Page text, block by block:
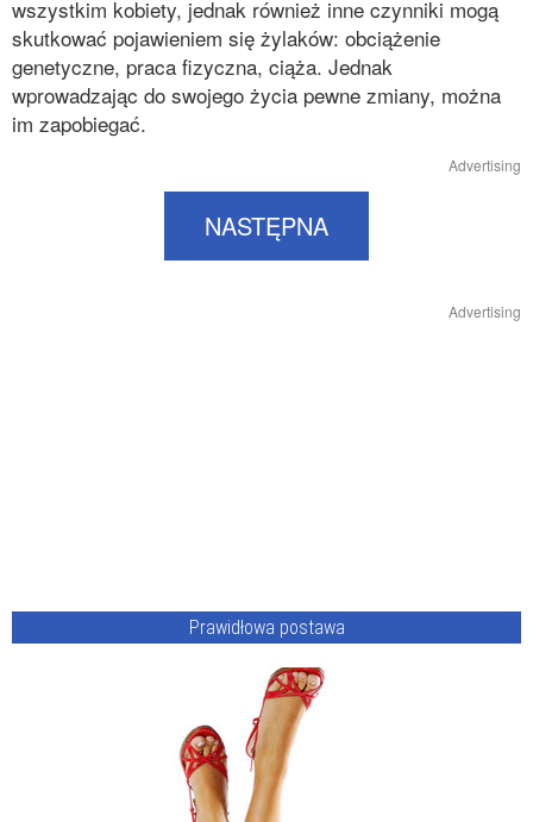
wszystkim kobiety, jednak również inne czynniki mogą
skutkować pojawieniem się żylaków: obciążenie
genetyczne, praca fizyczna, ciąża. Jednak
wprowadzając do swojego życia pewne zmiany, można
im zapobiegać.
Advertising
NASTĘPNA
Advertising
Prawidłowa postawa